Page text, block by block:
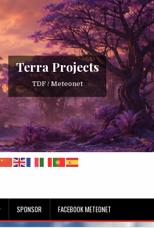
Terra Projects
TDF / Meteonet
SPONSOR FACEBOOK METEONET